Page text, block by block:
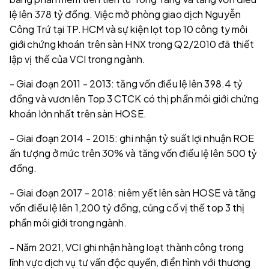
lệ lên 378 tỷ đồng. Việc mở phòng giao dịch Nguyễn
Công Trứ tại TP.HCM và sự kiện lọt top 10 công ty môi
giới chứng khoán trên sàn HNX trong Q2/2010 đã thiết
lập vị thế của VCI trong ngành.
- Giai đoạn 2011 - 2013: tăng vốn điều lệ lên 398.4 tỷ
đồng và vươn lên Top 3 CTCK có thị phần môi giới chứng
khoán lớn nhất trên sàn HOSE.
- Giai đoạn 2014 - 2015: ghi nhận tỷ suất lợi nhuận ROE
ấn tượng ở mức trên 30% và tăng vốn điều lệ lên 500 tỷ
đồng.
- Giai đoạn 2017 - 2018: niêm yết lên sàn HOSE và tăng
vốn điều lệ lên 1,200 tỷ đồng, củng cố vị thế top 3 thị
phần môi giới trong ngành.
- Năm 2021, VCI ghi nhận hàng loạt thành công trong
lĩnh vực dịch vụ tư vấn độc quyền, điển hình với thương